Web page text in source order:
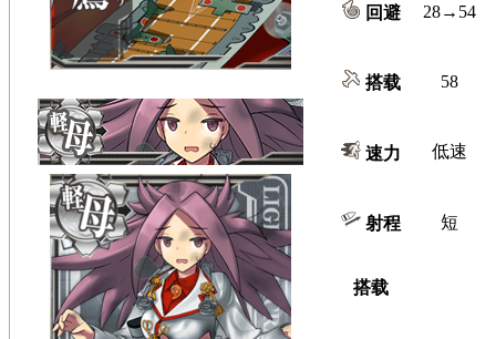
回避 28→54
搭载 58
速力 低速
射程 短
搭载